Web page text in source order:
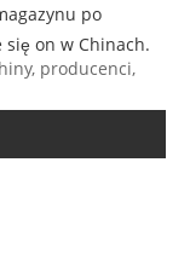
po
się on w Chinach.
producenci,